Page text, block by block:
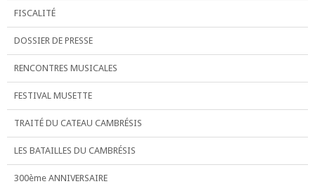
FISCALITÉ
DOSSIER DE PRESSE
RENCONTRES MUSICALES
FESTIVAL MUSETTE
TRAITÉ DU CATEAU CAMBRÉSIS
LES BATAILLES DU CAMBRÉSIS
300ème ANNIVERSAIRE